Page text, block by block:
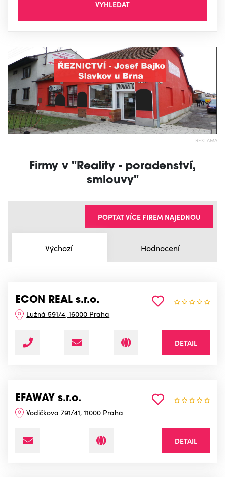
VYHLEDAT
REKLAMA
Firmy v "Reality - poradenství,
smlouvy"
Výchozí Hodnocení
POPTAT VÍCE FIREM NAJEDNOU
ECON REAL s.r.o.
Lužná 591/4, 16000 Praha
DETAIL
EFAWAY s.r.o.
Vodičkova 791/41, 11000 Praha
DETAIL